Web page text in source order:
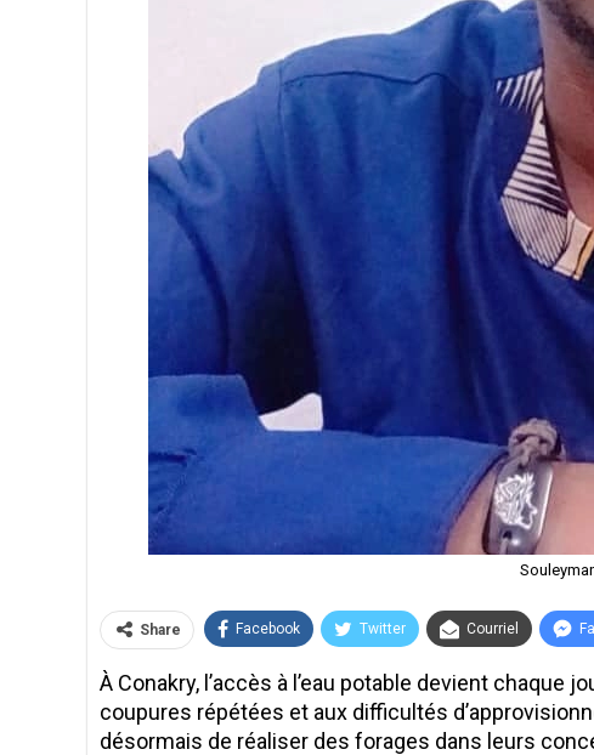
Share Facebook Twitter Courriel
À Conakry, l’accès à l’eau potable devient chaque
coupures répétées et aux difficultés
désormais de réaliser des forages dans leurs